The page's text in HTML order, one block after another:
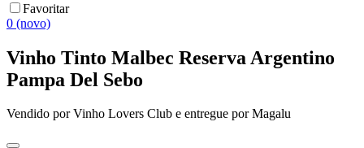
Favoritar
0 (novo)
Vinho Tinto Malbec Reserva Argentino
Pampa Del Sebo
Vendido porVinho Lovers Club e entregue por Magalu